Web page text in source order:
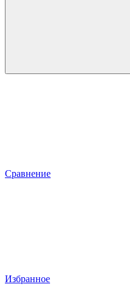
Сравнение
Избранное